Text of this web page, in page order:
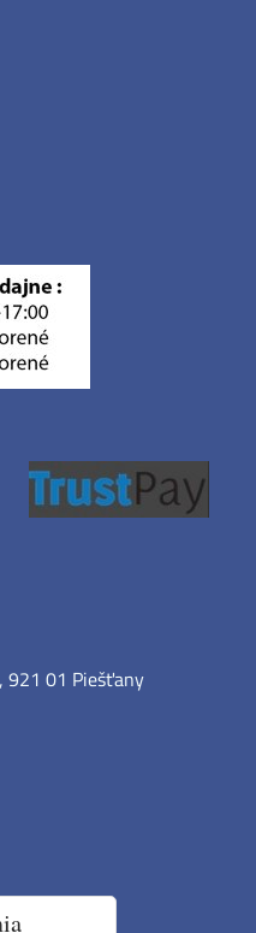
921 01 Piešťany